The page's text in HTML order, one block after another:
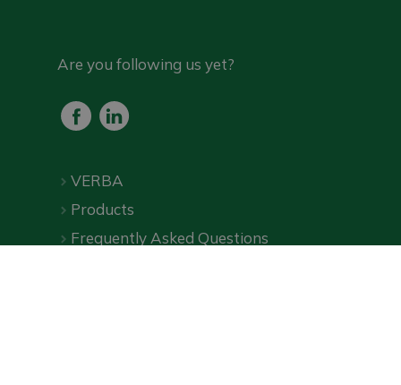
Are you following us yet?
VERBA
Products
Frequently Asked Questions